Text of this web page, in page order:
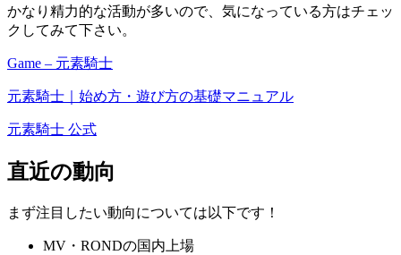
かなり精力的な活動が多いので、気になっている方はチェッ
クしてみて下さい。
Game – 元素騎士
元素騎士｜始め方・遊び方の基礎マニュアル
元素騎士 公式
直近の動向
まず注目したい動向については以下です！
MV・RONDの国内上場